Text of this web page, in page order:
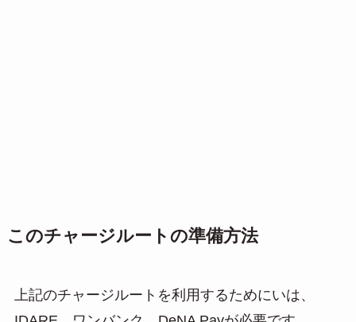
このチャージルートの準備方法
上記のチャージルートを利用するためにいは、